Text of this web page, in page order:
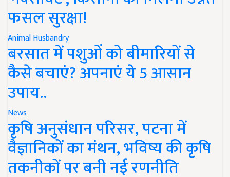
फसल सुरक्षा!
Animal Husbandry
बरसात में पशुओं को बीमारियों से
कैसे बचाएं? अपनाएं ये 5 आसान
उपाय..
News
कृषि अनुसंधान परिसर, पटना में
वैज्ञानिकों का मंथन, भविष्य की कृषि
तकनीकों पर बनी नई रणनीति